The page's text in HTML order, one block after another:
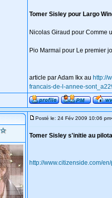
Tomer Sisley pour Largo
Nicolas Giraud pour Comme
Pio Marmaï pour Le premier
article par Adam Ikx au http://
francais-de-l-annee-
Posté le: 24 Fév 2009 10:06 pm
Tomer Sisley s'initie au
http://www.citizenside.com/